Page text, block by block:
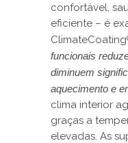
confortável,
eficiente – é
ClimateCoating
funcionais
diminuem
aquecimento e
clima interior
graças a
elevadas. As